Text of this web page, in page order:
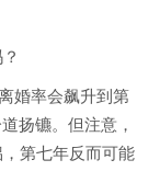
婚率会飙升到第
扬镳。但注意，
第七年反而可能